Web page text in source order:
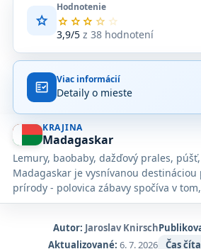
star
Hodnotenie
star star star star star
3,9/5z 38 hodnotení
Priemerné
hodnotenie
z
na
základe
38
hodnotení
na
Google
Maps.
fact_check Viac informácií
Detaily o mieste
KRAJINA
Madagaskar
Lemury, baobaby, dažďový prales,
Madagaskar je vysnívanou
prírody - polovica zábavy spočíva v
všetkým týmto neuveriteľným
Autor: Jaroslav Knirsch
Aktualizované: 6. 7. 2026 Čas